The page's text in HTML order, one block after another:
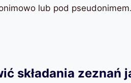
lub pod pseudonimem.
składania zeznań